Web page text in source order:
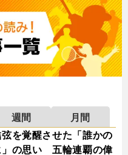
週間
月間
を覚醒させた「誰かの
」の思い 五輪連覇の偉